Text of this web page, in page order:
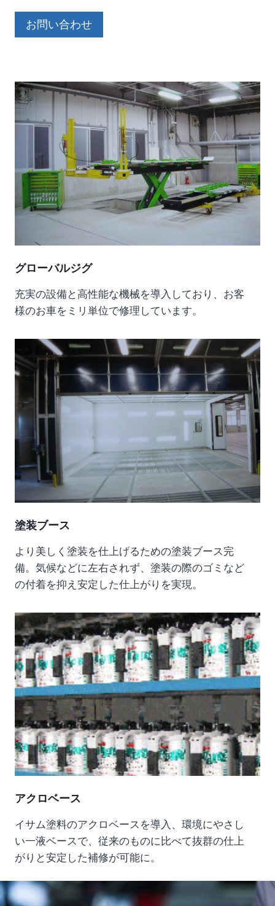
お問い合わせ
グローバルジグ
充実の設備と高性能な機械を導入しており、お客
様のお車をミリ単位で修理しています。
塗装ブース
より美しく塗装を仕上げるための塗装ブース完
備。気候などに左右されず、塗装の際のゴミなど
の付着を抑え安定した仕上がりを実現。
アクロベース
イサム塗料のアクロベースを導入、環境にやさし
い一液ベースで、従来のものに比べて抜群の仕上
がりと安定した補修が可能に。